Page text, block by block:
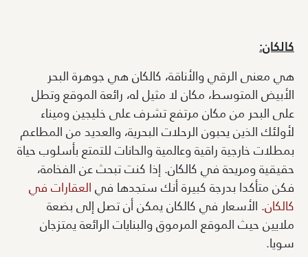
كالكان:
هي معنى الرقي والأناقة، كالكان هي جوهرة البحر
الأبيض المتوسط، مكان لا مثيل له، رائعة الموقع وتطل
على البحر من مكان مرتفع تشرف على خليجين وميناء
لأولئك الذين يحبون الرحلات البحرية، والعديد من المطاعم
بمطلات خارجية راقية وعالمية والحانات للتمتع بأسلوب حياة
حقيقية ومريحة في كالكان. إذا كنت تبحث عن الفخامة،
فكن متأكدا بدرجة كبيرة أنك ستجدها فيالعقارات في
كالكان. الأسعار في كالكان يمكن أن تصل إلى بضعة
ملايين حيث الموقع المرموق والبنايات الرائعة يمتزجان
سويا.